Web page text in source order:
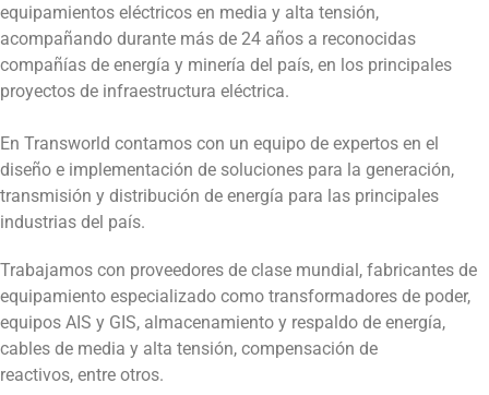
equipamientos eléctricos en media y alta tensión,
acompañando durante más de 24 años a reconocidas
compañías de energía y minería del país, en los principales
proyectos de infraestructura eléctrica.
En Transworld contamos con un equipo de expertos en el
diseño e implementación de soluciones para la generación,
transmisión y distribución de energía para las principales
industrias del país.
Trabajamos con proveedores de clase mundial, fabricantes de
equipamiento especializado como transformadores de poder,
equipos AIS y GIS, almacenamiento y respaldo de energía,
cables de media y alta tensión, compensación de
reactivos, entre otros.